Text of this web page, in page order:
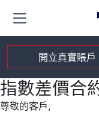
開立真實賬戶
指數差價合
尊敬的客戶,